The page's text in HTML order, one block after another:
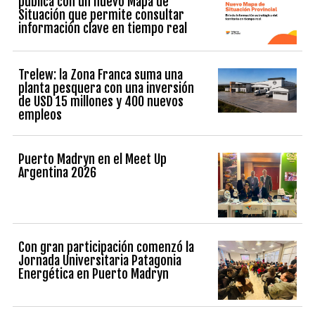
Situación que permite consultar
información clave en tiempo real
Trelew: la Zona Franca suma una
planta pesquera con una inversión
de USD 15 millones y 400 nuevos
empleos
Puerto Madryn en el Meet Up
Argentina 2026
Con gran participación comenzó la
Jornada Universitaria Patagonia
Energética en Puerto Madryn